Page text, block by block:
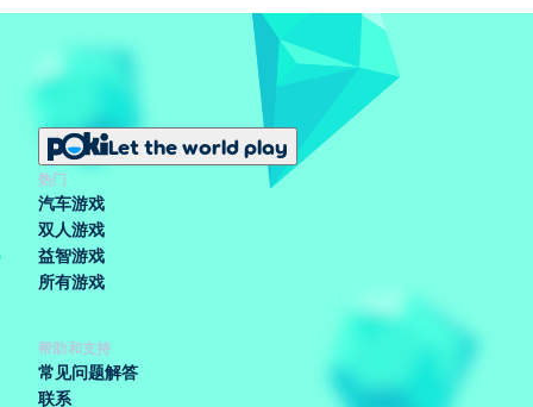
Let the world play
热门
汽车游戏
双人游戏
益智游戏
所有游戏
帮助和支持
常见问题解答
联系